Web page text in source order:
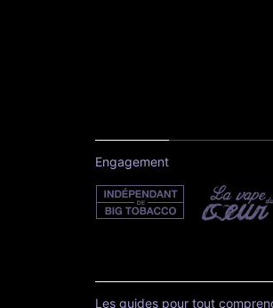
Engagement
Les guides pour tout